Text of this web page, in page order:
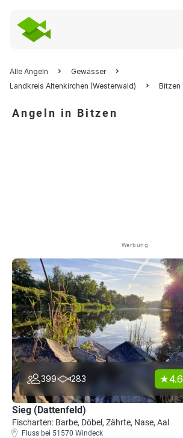
Alle Angeln
Gewässer
Landkreis Altenkirchen (Westerwald)
Bitzen
Angeln in Bitzen
Werbung
399 283 4.6
Sieg (Dattenfeld)
Fischarten: Barbe, Döbel, Zährte, Nase, Aal
Fluss bei 51570 Windeck